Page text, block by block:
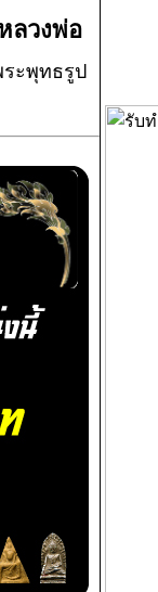
ลวงพ่อ
ะพุทธรูป